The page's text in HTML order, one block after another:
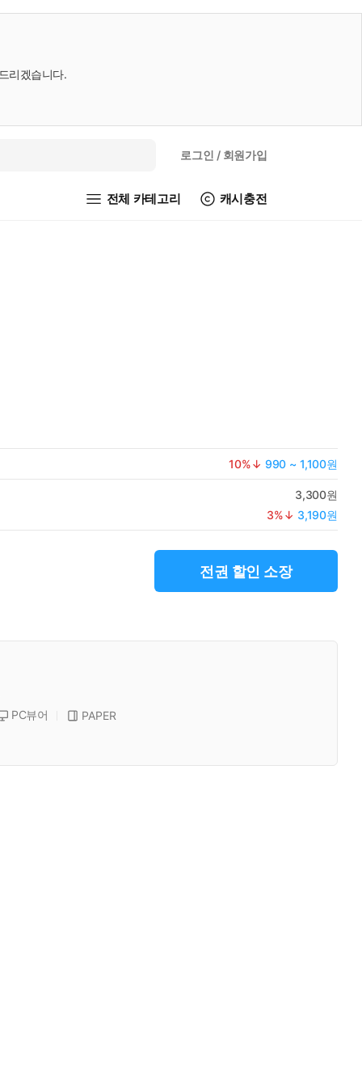
리겠습니다.
로그인 / 회원가입
전체 카테고리 캐시충전
10%↓ 990 ~ 1,100원
3,300원
3%↓ 3,190원
전권 할인 소장
PC뷰어 PAPER